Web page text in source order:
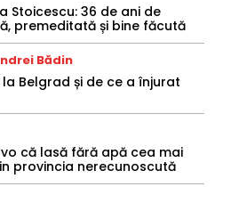
Stoicescu: 36 de ani de
premeditată și bine făcută
Bădin
la Belgrad și de ce a înjurat
că lasă fără apă cea mai
provincia nerecunoscută